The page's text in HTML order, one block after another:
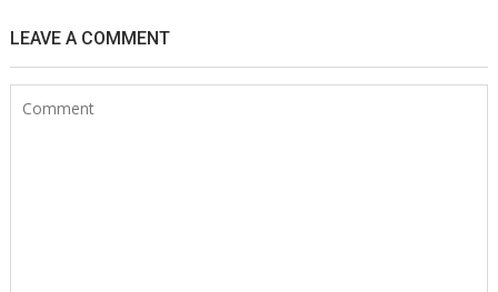
LEAVE A COMMENT